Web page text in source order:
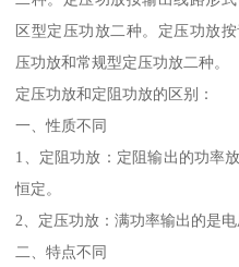
区型定压功放二种。定压功放
压功放和常规型定压功放二种。
定压功放和定阻功放的区别：
一、性质不同
1、定阻功放：定阻输出的功率
恒定。
2、定压功放：满功率输出的是电
二、特点不同